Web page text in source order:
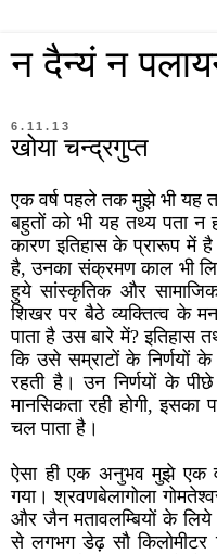
न दैन्यं न
6.11.13
खोया चन्द्रगुप्त
एक वर्ष पहले तक मुझे भी यह
बहुतों को भी यह तथ्य पता न
कारण इतिहास के प्रारूप में
है, उनका संक्रमण काल भी
हुये सांस्कृतिक और
शिखर पर बैठे व्यक्तित्व के
पाता है उस बारे में? इतिहास
कि उसे सम्राटों के निर्णयों
रहती है। उन निर्णयों के पीछे
मानसिकता रही होगी,
चल पाता है।
ऐसा ही एक अनुभव मुझे एक
गया। श्रवणबेलागोला
और जैन मतावलम्बियों के लिये
से लगभग डेढ़ सौ किलोमीटर